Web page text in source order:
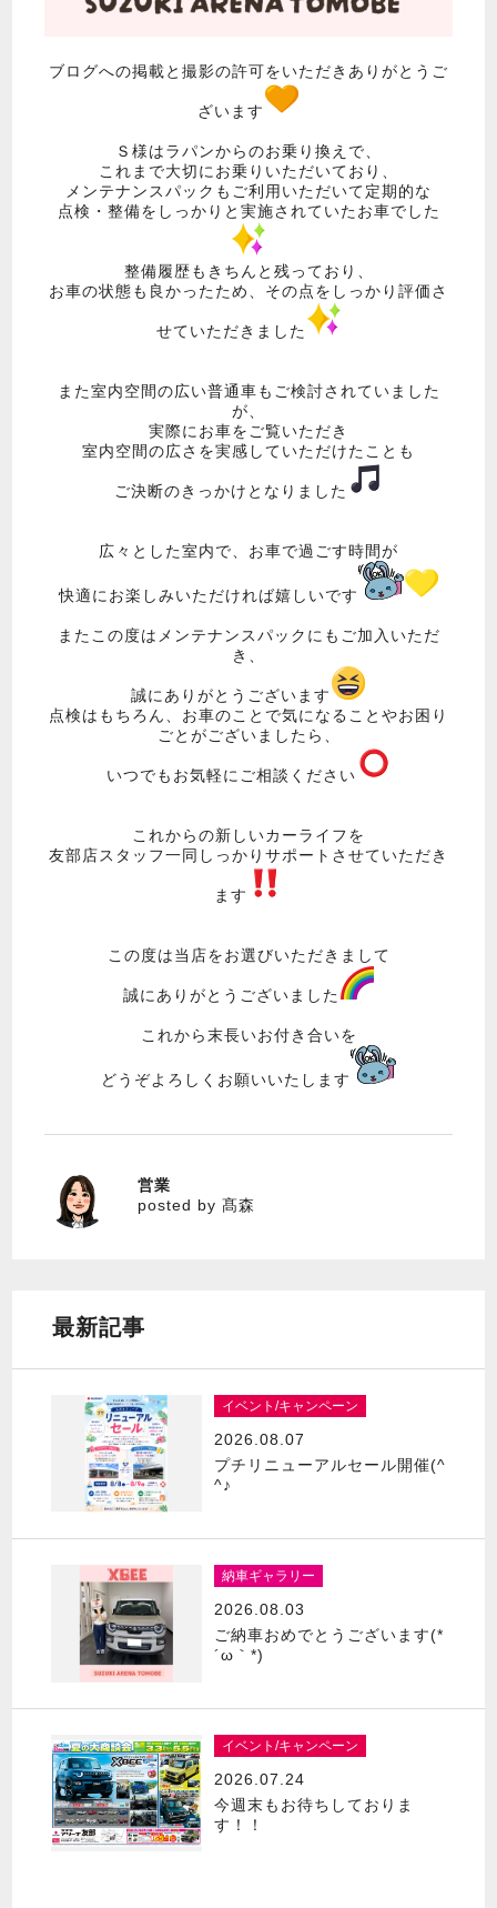
ブログへの掲載と撮影の許可をいただきありがとうご
ざいます
Ｓ様はラパンからのお乗り換えで、
これまで大切にお乗りいただいており、
メンテナンスパックもご利用いただいて定期的な
点検・整備をしっかりと実施されていたお車でした
整備履歴もきちんと残っており、
お車の状態も良かったため、その点をしっかり評価さ
せていただきました
また室内空間の広い普通車もご検討されていました
が、
実際にお車をご覧いただき
室内空間の広さを実感していただけたことも
ご決断のきっかけとなりました
広々とした室内で、お車で過ごす時間が
快適にお楽しみいただければ嬉しいです
またこの度はメンテナンスパックにもご加入いただ
き、
誠にありがとうございます
点検はもちろん、お車のことで気になることやお困り
ごとがございましたら、
いつでもお気軽にご相談ください
これからの新しいカーライフを
友部店スタッフ一同しっかりサポートさせていただき
ます
この度は当店をお選びいただきまして
誠にありがとうございました
これから末長いお付き合いを
どうぞよろしくお願いいたします
髙森
営業
posted by 髙森
最新記事
イベント/キャンペーン
2026.08.07
プチリニューアルセール開催(^
^♪
納車ギャラリー
2026.08.03
ご納車おめでとうございます(*
´ω｀*)
イベント/キャンペーン
2026.07.24
今週末もお待ちしておりま
す！！